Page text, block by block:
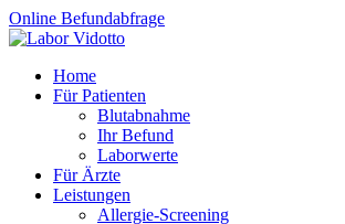
Online Befundabfrage
Home
Für Patienten
Blutabnahme
Ihr Befund
Laborwerte
Für Ärzte
Leistungen
Allergie-Screening